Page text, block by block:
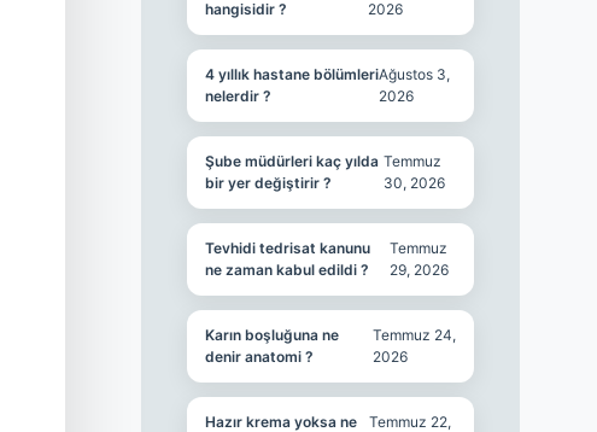
hangisidir ?
2026
4 yıllık hastane bölümleri
nelerdir ?
Ağustos 3,
2026
Şube müdürleri kaç yılda
bir yer değiştirir ?
Temmuz
30, 2026
Tevhidi tedrisat kanunu
ne zaman kabul edildi ?
Temmuz
29, 2026
Karın boşluğuna ne
denir anatomi ?
Temmuz 24,
2026
Hazır krema yoksa ne
Temmuz 22,